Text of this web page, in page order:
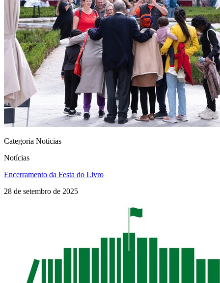
Categoria Notícias
Notícias
Encerramento da Festa do Livro
28 de setembro de 2025